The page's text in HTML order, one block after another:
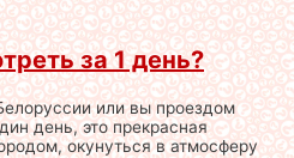
за 1 день?
или вы проездом
день, это прекрасная
окунуться в атмосферу